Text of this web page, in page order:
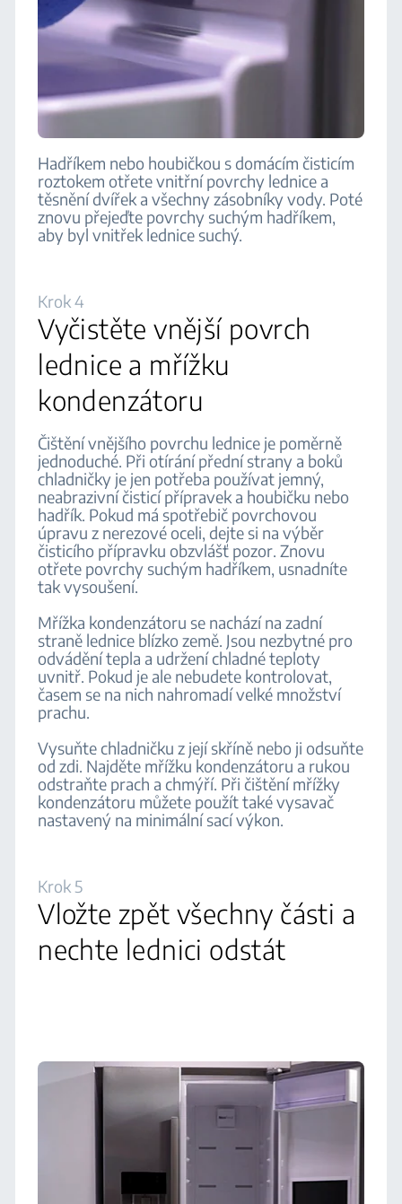
Hadříkem nebo houbičkou s domácím čisticím
roztokem otřete vnitřní povrchy lednice a
těsnění dvířek a všechny zásobníky vody. Poté
znovu přejeďte povrchy suchým hadříkem,
aby byl vnitřek lednice suchý.
Krok 4
Vyčistěte vnější povrch
lednice a mřížku
kondenzátoru
Čištění vnějšího povrchu lednice je poměrně
jednoduché. Při otírání přední strany a boků
chladničky je jen potřeba používat jemný,
neabrazivní čisticí přípravek a houbičku nebo
hadřík. Pokud má spotřebič povrchovou
úpravu z nerezové oceli, dejte si na výběr
čisticího přípravku obzvlášť pozor. Znovu
otřete povrchy suchým hadříkem, usnadníte
tak vysoušení.
Mřížka kondenzátoru se nachází na zadní
straně lednice blízko země. Jsou nezbytné pro
odvádění tepla a udržení chladné teploty
uvnitř. Pokud je ale nebudete kontrolovat,
časem se na nich nahromadí velké množství
prachu.
Vysuňte chladničku z její skříně nebo ji odsuňte
od zdi. Najděte mřížku kondenzátoru a rukou
odstraňte prach a chmýří. Při čištění mřížky
kondenzátoru můžete použít také vysavač
nastavený na minimální sací výkon.‌
Krok 5
Vložte zpět všechny části a
nechte lednici odstát